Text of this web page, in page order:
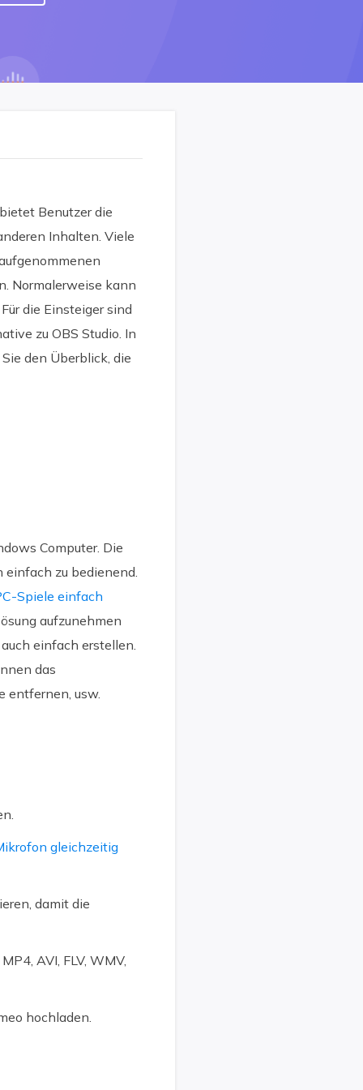
Benutzer die
Inhalten. Viele
Normalerweise kann
die Einsteiger sind
zu OBS Studio. In
den Überblick, die
Computer. Die
zu bedienend.
Spiele einfach
aufzunehmen
einfach erstellen.
das
entfernen, usw.
gleichzeitig
damit die
AVI, FLV, WMV,
hochladen.